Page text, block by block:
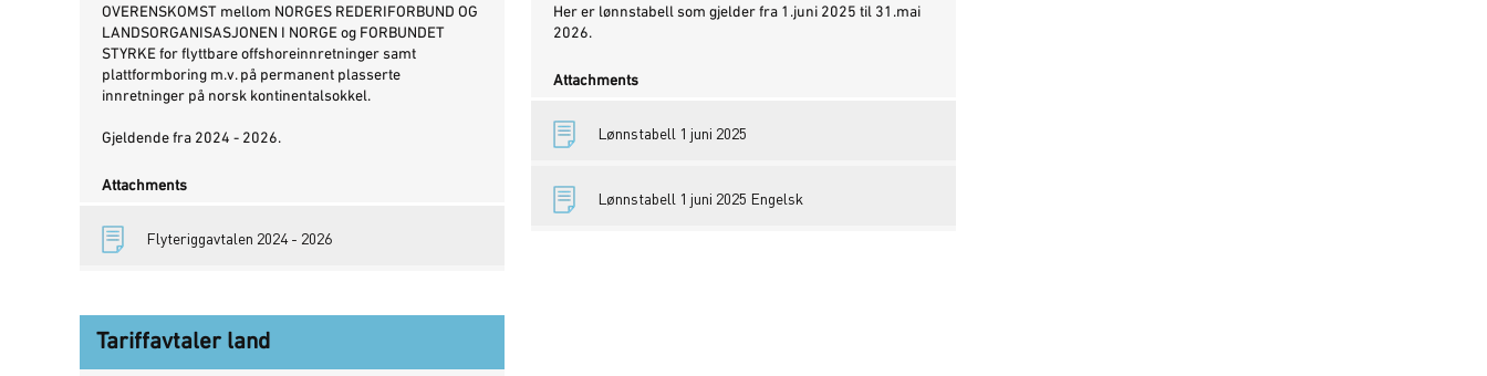
OVERENSKOMST mellom NORGES REDERIFORBUND OG
LANDSORGANISASJONEN I NORGE og FORBUNDET
STYRKE for flyttbare offshoreinnretninger samt
plattformboring m.v. på permanent plasserte
innretninger på norsk kontinentalsokkel.
Gjeldende fra 2024 - 2026.
Attachments
Flyteriggavtalen 2024 - 2026
Her er lønnstabell som gjelder fra 1.juni 2025 til 31.mai
2026.
Attachments
Lønnstabell 1 juni 2025
Lønnstabell 1 juni 2025 Engelsk
Tariffavtaler land